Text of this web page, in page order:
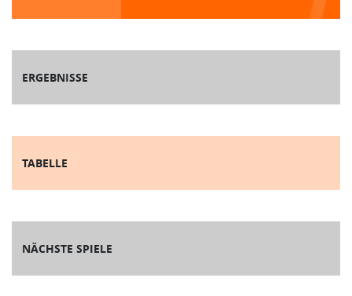
ERGEBNISSE
TABELLE
NÄCHSTE SPIELE